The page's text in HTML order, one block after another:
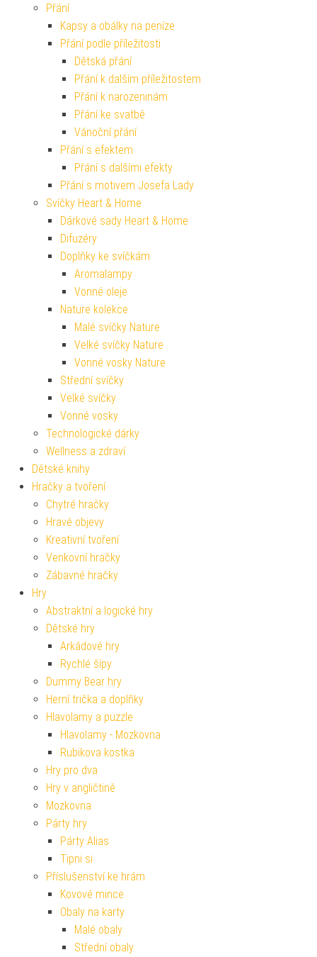
Přání
Kapsy a obálky na peníze
Přání podle příležitosti
Dětská přání
Přání k dalším příležitostem
Přání k narozeninám
Přání ke svatbě
Vánoční přání
Přání s efektem
Přání s dalšími efekty
Přání s motivem Josefa Lady
Svíčky Heart & Home
Dárkové sady Heart & Home
Difuzéry
Doplňky ke svíčkám
Aromalampy
Vonné oleje
Nature kolekce
Malé svíčky Nature
Velké svíčky Nature
Vonné vosky Nature
Střední svíčky
Velké svíčky
Vonné vosky
Technologické dárky
Wellness a zdraví
Dětské knihy
Hračky a tvoření
Chytré hračky
Hravé objevy
Kreativní tvoření
Venkovní hračky
Zábavné hračky
Hry
Abstraktní a logické hry
Dětské hry
Arkádové hry
Rychlé šípy
Dummy Bear hry
Herní trička a doplňky
Hlavolamy a puzzle
Hlavolamy - Mozkovna
Rubikova kostka
Hry pro dva
Hry v angličtině
Mozkovna
Párty hry
Párty Alias
Tipni si
Příslušenství ke hrám
Kovové mince
Obaly na karty
Malé obaly
Střední obaly